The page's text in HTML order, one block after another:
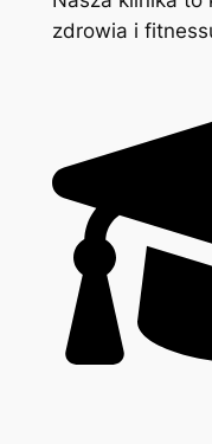
zdrowia i